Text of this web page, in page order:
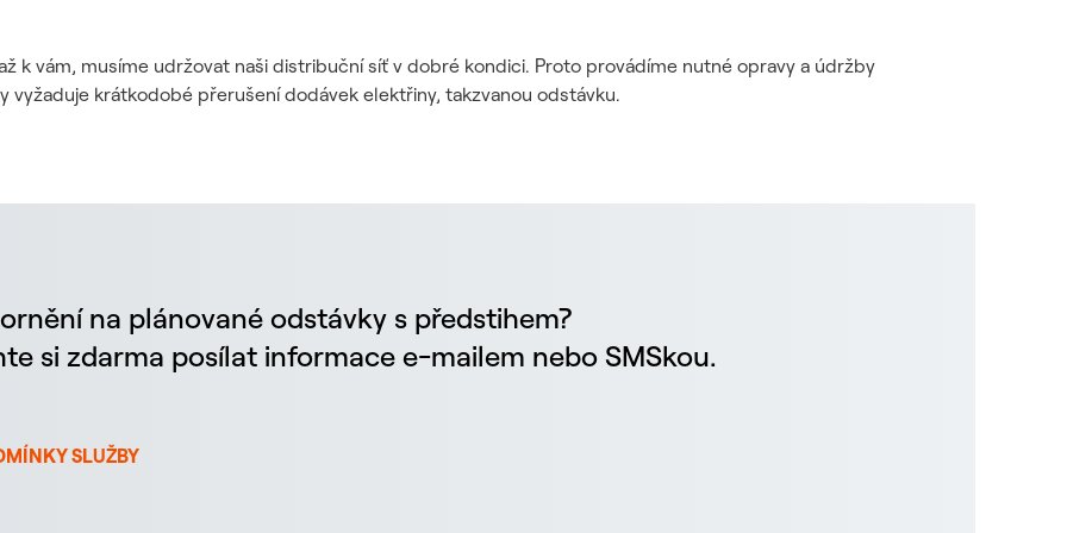
k vám, musíme udržovat naši distribuční síť v dobré kondici. Proto provádíme nutné opravy a údržby
krátkodobé přerušení dodávek elektřiny, takzvanou odstávku.
na plánované odstávky s předstihem?
si zdarma posílat informace e-mailem nebo SMSkou.
SLUŽBY